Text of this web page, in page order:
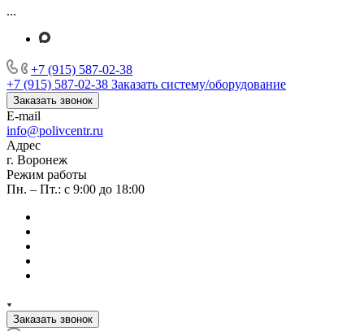
...
+7 (915) 587-02-38
+7 (915) 587-02-38 Заказать систему/оборудование
Заказать звонок
E-mail
info@polivcentr.ru
Адрес
г. Воронеж
Режим работы
Пн. – Пт.: с 9:00 до 18:00
Заказать звонок